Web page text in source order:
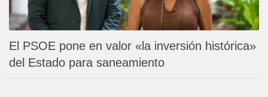
El PSOE pone en valor «la inversión histórica»
del Estado para saneamiento